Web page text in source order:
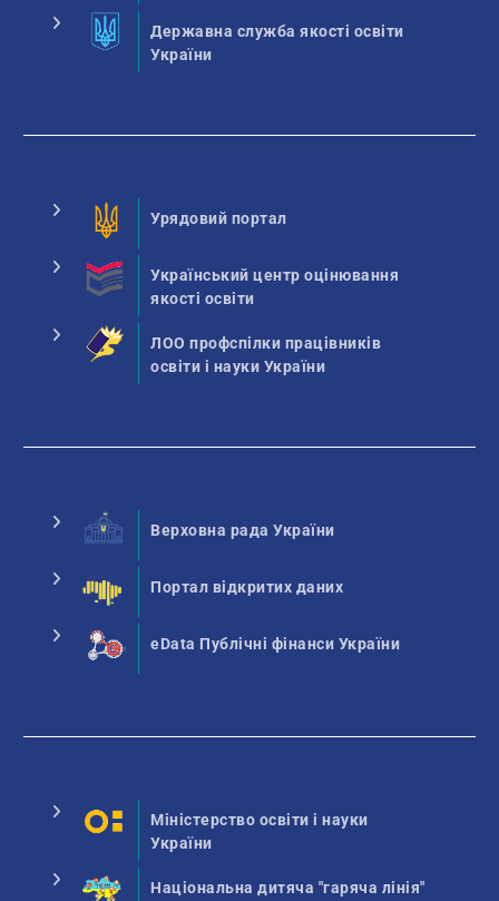
Державна служба якості освіти
України
Урядовий портал
Український центр оцінювання
якості освіти
ЛОО профспілки працівників
освіти і науки України
Верховна рада України
Портал відкритих даних
eData Публічні фінанси України
Міністерство освіти і науки
України
Національна дитяча "гаряча лінія"